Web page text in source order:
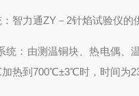
智力通ZY－2针焰试验仪的
：由测温铜块 、热电偶 、
热到700℃±3℃时，时间为